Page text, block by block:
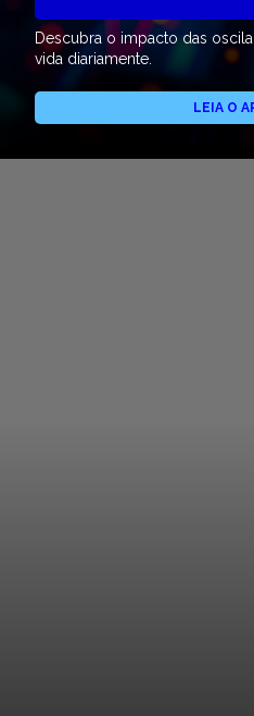
Descubra o impacto das
vida diariamente.
LEIA O